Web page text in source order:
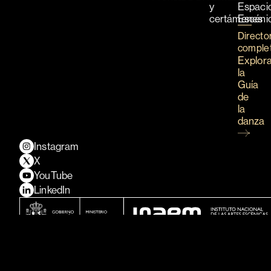
y
certámenes
la
Guía
de
la
danza
Instagram
X
YouTube
LinkedIn